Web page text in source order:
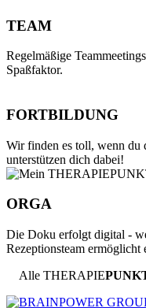
TEAM
Regelmäßige
Spaßfaktor.
FORTBILDUNG
Wir finden es toll, wenn du
unterstützen dich dabei!
ORGA
Die Doku erfolgt digital -
Rezeptionsteam ermöglicht
Alle THERAPIE